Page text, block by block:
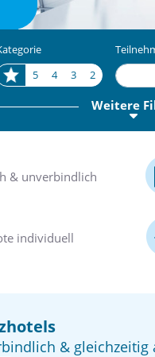
5
4 3 2
Weitere
& unverbindlich
individuell
& gleichzeitig